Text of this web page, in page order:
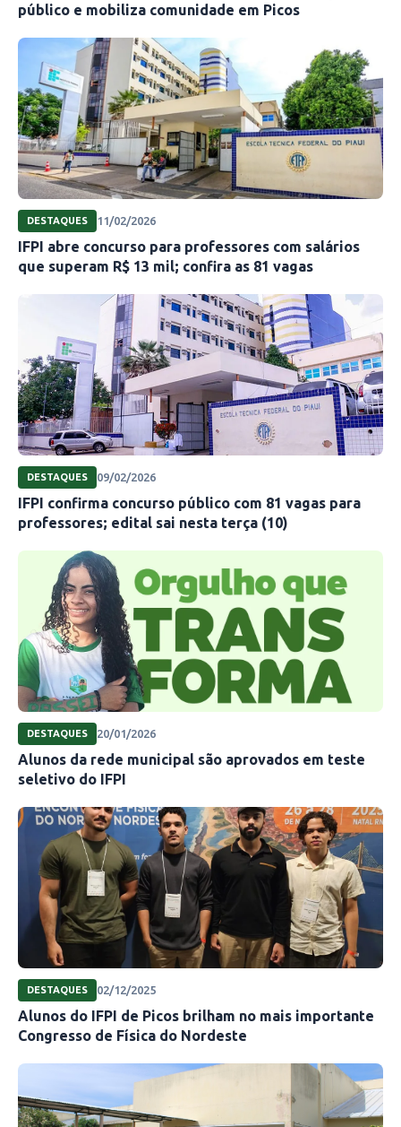
público e mobiliza comunidade em Picos
DESTAQUES 11/02/2026
IFPI abre concurso para professores com salários
que superam R$ 13 mil; confira as 81 vagas
DESTAQUES 09/02/2026
IFPI confirma concurso público com 81 vagas para
professores; edital sai nesta terça (10)
DESTAQUES 20/01/2026
Alunos da rede municipal são aprovados em teste
seletivo do IFPI
DESTAQUES 02/12/2025
Alunos do IFPI de Picos brilham no mais importante
Congresso de Física do Nordeste